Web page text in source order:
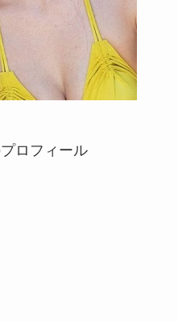
ロフィール